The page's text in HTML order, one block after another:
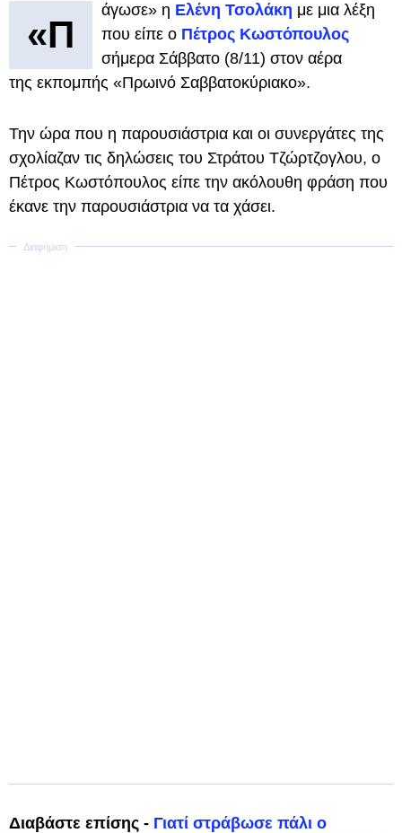
«Π
άγωσε» η Ελένη Τσολάκη με μια λέξη
που είπε ο Πέτρος Κωστόπουλος
σήμερα Σάββατο (8/11) στον αέρα
της εκπομπής «Πρωινό Σαββατοκύριακο».
Την ώρα που η παρουσιάστρια και οι συνεργάτες της
σχολίαζαν τις δηλώσεις του Στράτου Τζώρτζογλου, ο
Πέτρος Κωστόπουλος είπε την ακόλουθη φράση που
έκανε την παρουσιάστρια να τα χάσει.
Διαβάστε επίσης - Γιατί στράβωσε πάλι ο